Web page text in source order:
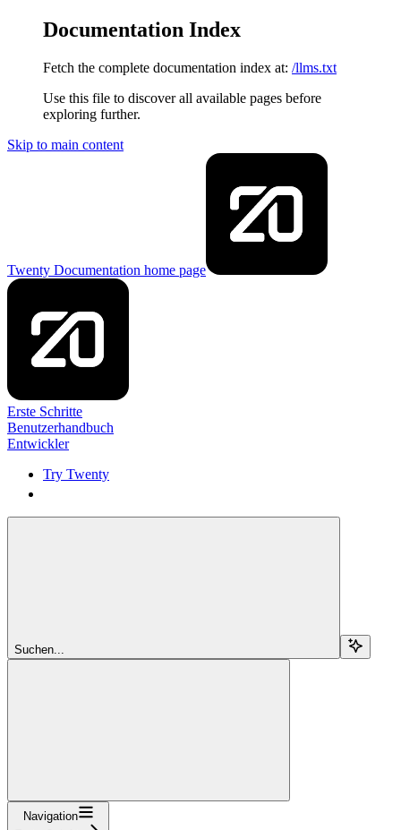
Documentation Index
Fetch the complete documentation index at: /llms.txt
Use this file to discover all available pages before
exploring further.
Skip to main content
Twenty Documentation home page
Erste Schritte
Benutzerhandbuch
Entwickler
Try Twenty
Suchen...
Navigation